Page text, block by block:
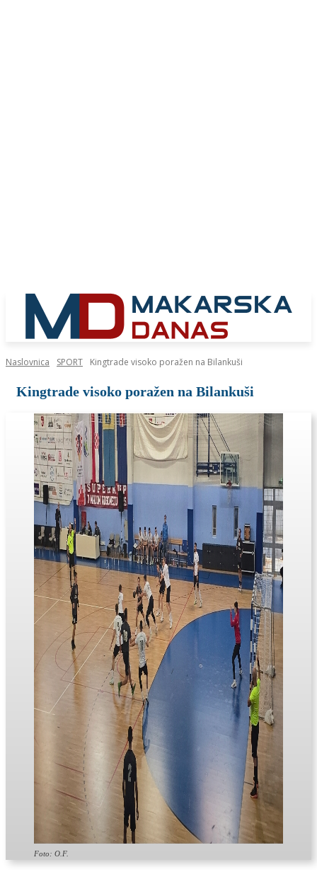
Naslovnica SPORT Kingtrade visoko poražen na Bilankuši
Kingtrade visoko poražen na Bilankuši
Foto: O.F.